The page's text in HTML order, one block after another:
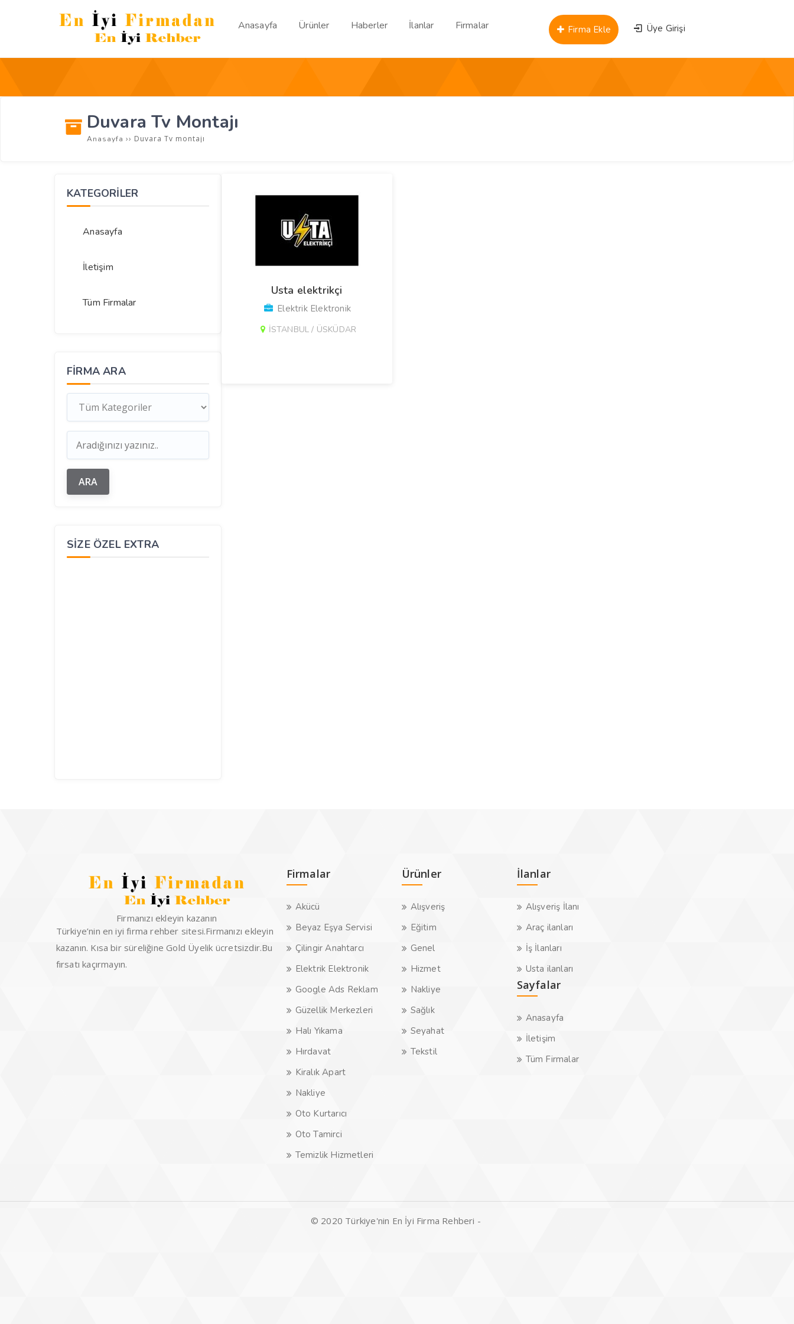
Anasayfa Ürünler Haberler İlanlar Firmalar Üye Girişi
Firma Ekle
Duvara Tv Montajı
Anasayfa ›› Duvara Tv montajı
KATEGORİLER
Anasayfa
İletişim
Tüm Firmalar
FIRMA ARA
SIZE ÖZEL EXTRA
Usta elektrikçi
Elektrik Elektronik
İSTANBUL / ÜSKÜDAR
Firmanızı ekleyin kazanın
Türkiye’nin en iyi firma rehber sitesi.Firmanızı ekleyin
kazanın. Kısa bir süreliğine Gold Üyelik ücretsizdir.Bu
fırsatı kaçırmayın.
Firmalar
Akücü
Beyaz Eşya Servisi
Çilingir Anahtarcı
Elektrik Elektronik
Google Ads Reklam
Güzellik Merkezleri
Halı Yıkama
Hırdavat
Kiralık Apart
Nakliye
Oto Kurtarıcı
Oto Tamirci
Temizlik Hizmetleri
Ürünler
Alışveriş
Eğitim
Genel
Hizmet
Nakliye
Sağlık
Seyahat
Tekstil
İlanlar
Alışveriş İlanı
Araç ilanları
İş İlanları
Usta ilanları
Sayfalar
Anasayfa
İletişim
Tüm Firmalar
© 2020 Türkiye'nin En İyi Firma Rehberi -